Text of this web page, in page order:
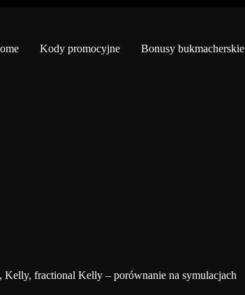
Kody promocyjne Bonusy bukmacherskie
Kelly, fractional Kelly – porównanie na symulacjach